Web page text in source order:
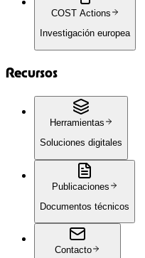
COST Actions
Investigación europea
Recursos
Herramientas
Soluciones digitales
Publicaciones
Documentos técnicos
Contacto